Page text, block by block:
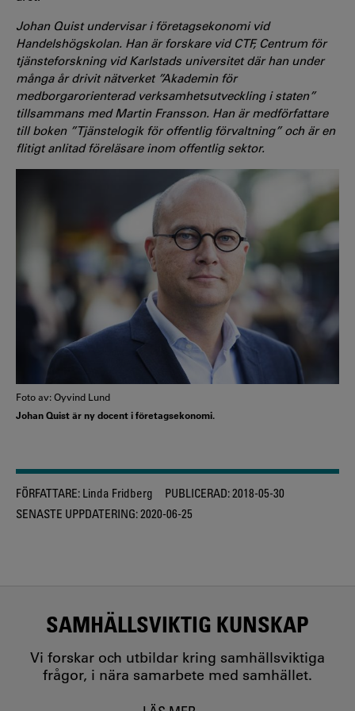
Johan Quist undervisar i företagsekonomi vid
Handelshögskolan. Han är forskare vid CTF, Centrum för
tjänsteforskning vid Karlstads universitet där han under
många år drivit nätverket ”Akademin för
medborgarorienterad verksamhetsutveckling i staten”
tillsammans med Martin Fransson. Han är medförfattare
till boken ”Tjänstelogik för offentlig förvaltning” och är en
flitigt anlitad föreläsare inom offentlig sektor.
Foto av: Oyvind Lund
Johan Quist är ny docent i företagsekonomi.
FÖRFATTARE: Linda Fridberg PUBLICERAD:2018-05-30
SENASTE UPPDATERING:2020-06-25
SAMHÄLLSVIKTIG KUNSKAP
Vi forskar och utbildar kring samhällsviktiga
frågor, i nära samarbete med samhället.